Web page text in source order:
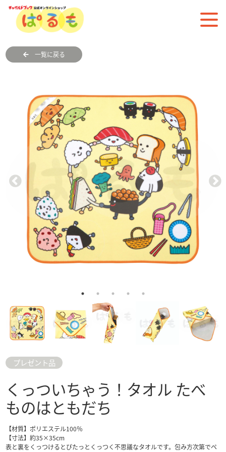
一覧に戻る
プレゼント品
くっついちゃう！タオル たべ
ものはともだち
【材質】ポリエステル100％
【寸法】約35×35cm
表と裏をくっつけるとぴたっとくっつく不思議なタオルです。包み方次第でペ